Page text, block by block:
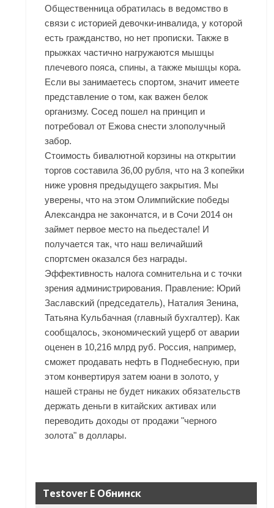
Общественница обратилась в ведомство в
связи с историей девочки-инвалида, у которой
есть гражданство, но нет прописки. Также в
прыжках частично нагружаются мышцы
плечевого пояса, спины, а также мышцы кора.
Если вы занимаетесь спортом, значит имеете
представление о том, как важен белок
организму. Сосед пошел на принцип и
потребовал от Ежова снести злополучный
забор.
Стоимость бивалютной корзины на открытии
торгов составила 36,00 рубля, что на 3 копейки
ниже уровня предыдущего закрытия. Мы
уверены, что на этом Олимпийские победы
Александра не закончатся, и в Сочи 2014 он
займет первое место на пьедестале! И
получается так, что наш величайший
спортсмен оказался без награды.
Эффективность налога сомнительна и с точки
зрения администрирования. Правление: Юрий
Заславский (председатель), Наталия Зенина,
Татьяна Кульбачная (главный бухгалтер). Как
сообщалось, экономический ущерб от аварии
оценен в 10,216 млрд руб. Россия, например,
сможет продавать нефть в Поднебесную, при
этом конвертируя затем юани в золото, у
нашей страны не будет никаких обязательств
держать деньги в китайских активах или
переводить доходы от продажи "черного
золота" в доллары.
Testover E Обнинск